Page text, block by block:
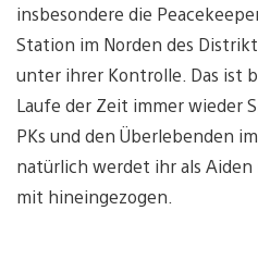
insbesondere die
Station im Norden des
unter ihrer Kontrolle. Das ist
Laufe der Zeit immer wieder
PKs und den Überlebenden
natürlich werdet ihr als
mit hineingezogen.